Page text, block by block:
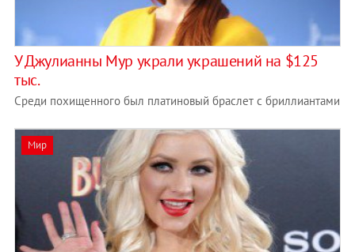
У Джулианны Мур украли украшений на $125
тыс.
Среди похищенного был платиновый браслет с бриллиантами
Мир